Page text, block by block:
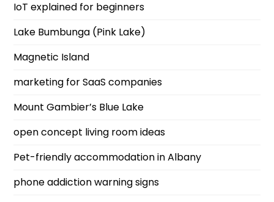
IoT explained for beginners
Lake Bumbunga (Pink Lake)
Magnetic Island
marketing for SaaS companies
Mount Gambier’s Blue Lake
open concept living room ideas
Pet-friendly accommodation in Albany
phone addiction warning signs